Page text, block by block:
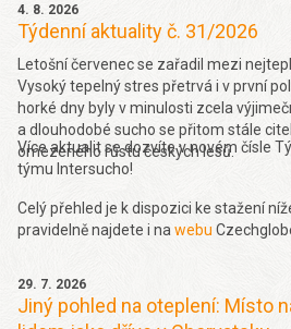
4. 8. 2026
Týdenní aktuality č. 31/2026
Letošní červenec se zařadil mezi
Vysoký tepelný stres přetrvá i v první
horké dny byly v minulosti zcela
a dlouhodobé sucho se přitom stále
omezeného růstu českých lesů.
Více aktualit se dozvíte v novém čísle
týmu Intersucho!
Celý přehled je k dispozici ke stažení
pravidelně najdete i na webu
29. 7. 2026
Jiný pohled na oteplení: Místo